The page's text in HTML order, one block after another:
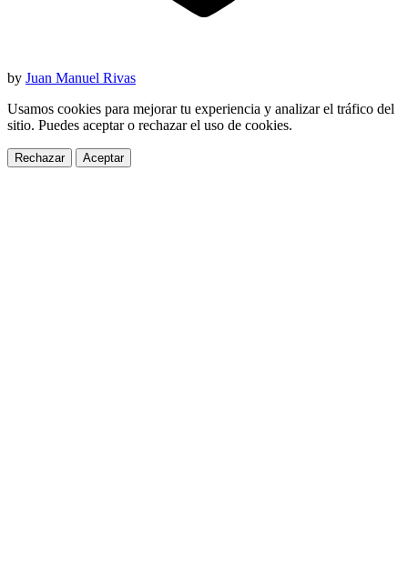
by Juan Manuel Rivas
Usamos cookies para mejorar tu experiencia y analizar el tráfico del
sitio. Puedes aceptar o rechazar el uso de cookies.
Rechazar Aceptar